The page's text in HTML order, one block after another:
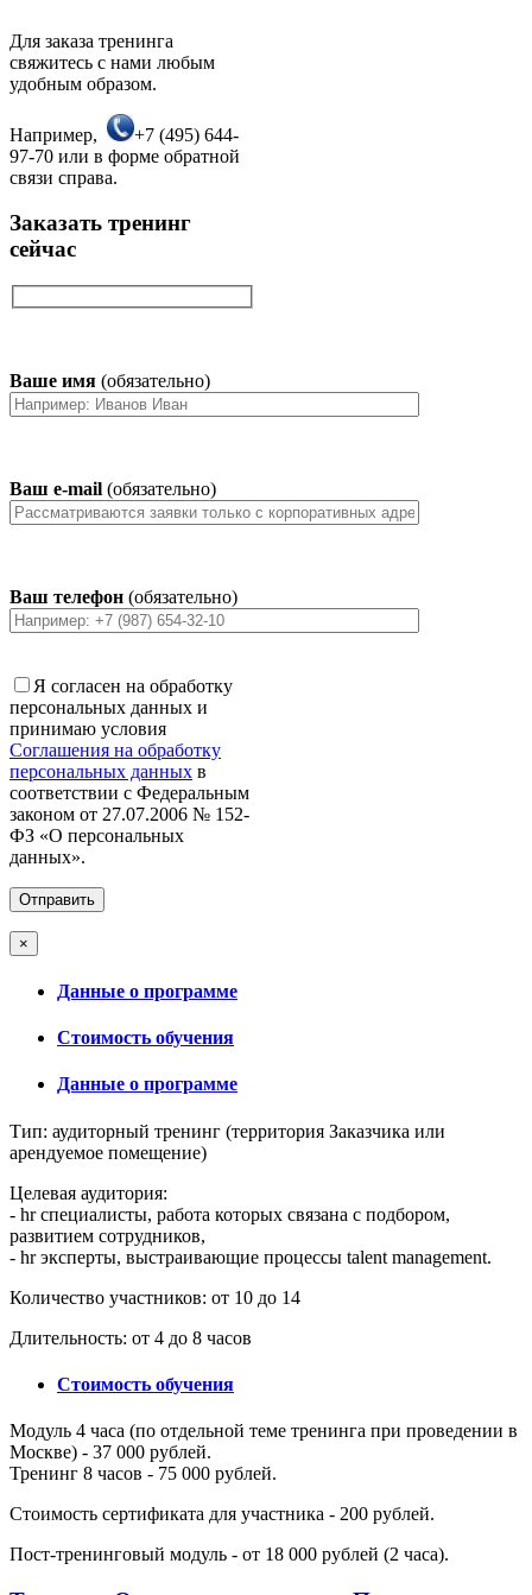
Для заказа тренинга
свяжитесь с нами любым
удобным образом.
Например,
+7 (495) 644-
97-70 или в форме обратной
связи справа.
Заказать тренинг
сейчас
Ваше имя (обязательно)
Ваш e-mail (обязательно)
Ваш телефон (обязательно)
Я согласен на обработку
персональных данных и
принимаю условия
Соглашения на обработку
персональных данных в
соответствии с Федеральным
законом от 27.07.2006 № 152-
ФЗ «О персональных
данных».
×
Данные о программе
Стоимость обучения
Данные о программе
Тип: аудиторный тренинг (территория Заказчика или
арендуемое помещение)
Целевая аудитория:
- hr специалисты, работа которых связана с подбором,
развитием сотрудников,
- hr эксперты, выстраивающие процессы talent management.
Количество участников: от 10 до 14
Длительность: от 4 до 8 часов
Стоимость обучения
Модуль 4 часа (по отдельной теме тренинга при проведении в
Москве) - 37 000 рублей.
Тренинг 8 часов - 75 000 рублей.
Стоимость сертификата для участника - 200 рублей.
Пост-тренинговый модуль - от 18 000 рублей (2 часа).